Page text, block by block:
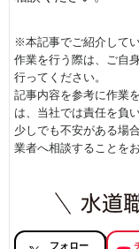
※本記事でご紹介して
作業を行う際は、ご自
行ってください。
記事内容を参考に作業
は、当社では責任を負
少しでも不安がある場
業者へ相談することを
フォロー